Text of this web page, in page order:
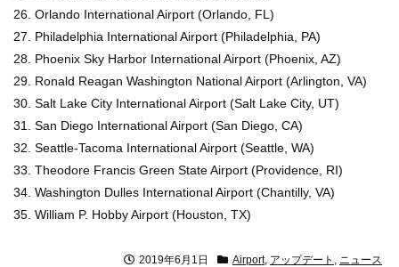
Orlando International Airport (Orlando, FL)
Philadelphia International Airport (Philadelphia, PA)
Phoenix Sky Harbor International Airport (Phoenix, AZ)
Ronald Reagan Washington National Airport (Arlington, VA)
Salt Lake City International Airport (Salt Lake City, UT)
San Diego International Airport (San Diego, CA)
Seattle-Tacoma International Airport (Seattle, WA)
Theodore Francis Green State Airport (Providence, RI)
Washington Dulles International Airport (Chantilly, VA)
William P. Hobby Airport (Houston, TX)
2019年6月1日 Airport, アップデート , ニュース